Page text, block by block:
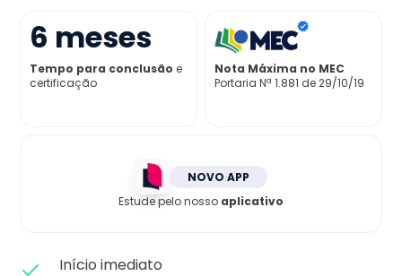
Preço
Já sou aluno
6 meses
Tempo para conclusão e
certificação
Nota Máxima no MEC
Portaria Nª 1.881 de 29/10/19
NOVO APP
Estude pelo nosso aplicativo
Início imediato